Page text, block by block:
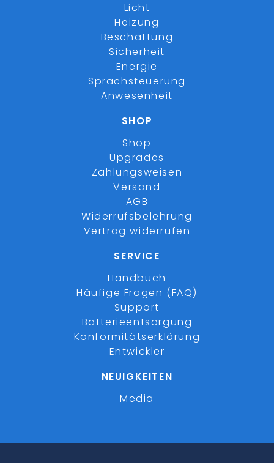
Licht
Heizung
Beschattung
Sicherheit
Energie
Sprachsteuerung
Anwesenheit
SHOP
Shop
Upgrades
Zahlungsweisen
Versand
AGB
Widerrufsbelehrung
Vertrag widerrufen
SERVICE
Handbuch
Häufige Fragen (FAQ)
Support
Batterieentsorgung
Konformitätserklärung
Entwickler
NEUIGKEITEN
Media